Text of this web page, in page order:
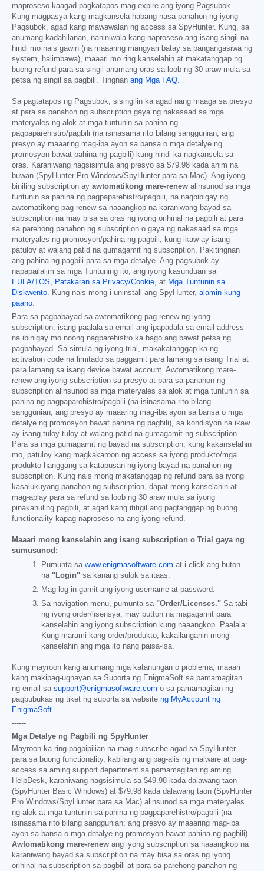
maproseso kaagad pagkatapos mag-expire ang iyong Pagsubok.
Kung magpasya kang magkansela habang nasa panahon ng iyong
Pagsubok, agad kang mawawalan ng access sa SpyHunter. Kung, sa
anumang kadahilanan, naniniwala kang naproseso ang isang singil na
hindi mo nais gawin (na maaaring mangyari batay sa pangangasiwa ng
system, halimbawa), maaari mo ring kanselahin at makatanggap ng
buong refund para sa singil anumang oras sa loob ng 30 araw mula sa
petsa ng singil sa pagbili. Tingnan ang Mga FAQ
Sa pagtatapos ng Pagsubok, sisingilin ka agad nang maaga sa presyo
at para sa panahon ng subscription gaya ng nakasaad sa mga
materyales ng alok at mga tuntunin sa pahina ng
pagpaparehistro/pagbili (na isinasama rito bilang sanggunian; ang
presyo ay maaaring mag-iba ayon sa bansa o mga detalye ng
promosyon bawat pahina ng pagbili) kung hindi ka nagkansela sa
oras. Karaniwang nagsisimula ang presyo sa $79.98 kada anim na
buwan (SpyHunter Pro Windows/SpyHunter para sa Mac). Ang iyong
biniling subscription ay awtomatikong mare-renew alinsunod sa mga
tuntunin sa pahina ng pagpaparehistro/pagbili, na nagbibigay ng
awtomatikong pag-renew sa naaangkop na karaniwang bayad sa
subscription na may bisa sa oras ng iyong orihinal na pagbili at para
sa parehong panahon ng subscription o gaya ng nakasaad sa mga
materyales ng promosyon/pahina ng pagbili, kung ikaw ay isang
patuloy at walang patid na gumagamit ng subscription. Pakitingnan
ang pahina ng pagbili para sa mga detalye. Ang pagsubok ay
napapailalim sa mga Tuntuning ito, ang iyong kasunduan sa
EULA/TOS
Patakaran sa Privacy/Cookie , at Mga Tuntunin sa
Diskwento . Kung nais mong i-uninstall ang SpyHunter, alamin kung
paano
Para sa pagbabayad sa awtomatikong pag-renew ng iyong
subscription, isang paalala sa email ang ipapadala sa email address
na ibinigay mo noong nagparehistro ka bago ang bawat petsa ng
pagbabayad. Sa simula ng iyong trial, makakatanggap ka ng
activation code na limitado sa paggamit para lamang sa isang Trial at
para lamang sa isang device bawat account. Awtomatikong mare-
renew ang iyong subscription sa presyo at para sa panahon ng
subscription alinsunod sa mga materyales sa alok at mga tuntunin sa
pahina ng pagpaparehistro/pagbili (na isinasama rito bilang
sanggunian; ang presyo ay maaaring mag-iba ayon sa bansa o mga
detalye ng promosyon bawat pahina ng pagbili), sa kondisyon na ikaw
ay isang tuloy-tuloy at walang patid na gumagamit ng subscription.
Para sa mga gumagamit ng bayad na subscription, kung kakanselahin
mo, patuloy kang magkakaroon ng access sa iyong produkto/mga
produkto hanggang sa katapusan ng iyong bayad na panahon ng
subscription. Kung nais mong makatanggap ng refund para sa iyong
kasalukuyang panahon ng subscription, dapat mong kanselahin at
mag-aplay para sa refund sa loob ng 30 araw mula sa iyong
pinakahuling pagbili, at agad kang ititigil ang pagtanggap ng buong
functionality kapag naproseso na ang iyong refund.
Maaari mong kanselahin ang isang subscription o Trial gaya ng
sumusunod:
Pumunta sa www.enigmasoftware.com at i-click ang buton
na "Login" sa kanang sulok sa itaas.
Mag-log in gamit ang iyong username at password.
Sa navigation menu, pumunta sa "Order/Licenses." Sa tabi
ng iyong order/lisensya, may button na magagamit para
kanselahin ang iyong subscription kung naaangkop. Paalala:
Kung marami kang order/produkto, kakailanganin mong
kanselahin ang mga ito nang paisa-isa.
Kung mayroon kang anumang mga katanungan o problema, maaari
kang makipag-ugnayan sa Suporta ng EnigmaSoft sa pamamagitan
ng email sa support@enigmasoftware.com o sa pamamagitan ng
pagbubukas ng tiket ng suporta sa website ng MyAccount ng
EnigmaSoft.
------
Mga Detalye ng Pagbili ng SpyHunter
Mayroon ka ring pagpipilian na mag-subscribe agad sa SpyHunter
para sa buong functionality, kabilang ang pag-alis ng malware at pag-
access sa aming support department sa pamamagitan ng aming
HelpDesk, karaniwang nagsisimula sa $49.98 kada dalawang taon
(SpyHunter Basic Windows) at $79.98 kada dalawang taon (SpyHunter
Pro Windows/SpyHunter para sa Mac) alinsunod sa mga materyales
ng alok at mga tuntunin sa pahina ng pagpaparehistro/pagbili (na
isinasama rito bilang sanggunian; ang presyo ay maaaring mag-iba
ayon sa bansa o mga detalye ng promosyon bawat pahina ng pagbili).
Awtomatikong mare-renew ang iyong subscription sa naaangkop na
karaniwang bayad sa subscription na may bisa sa oras ng iyong
orihinal na subscription sa pagbili at para sa parehong panahon ng